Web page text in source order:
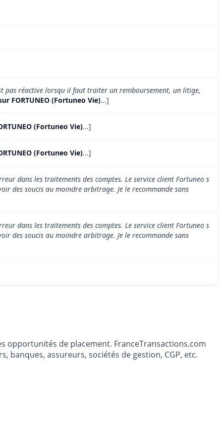
pas réactive lorsqu il faut traiter un remboursement, un litige,
FORTUNEO (Fortuneo Vie)...]
(Fortuneo Vie)...]
(Fortuneo Vie)...]
dans les traitements des comptes. Le service client Fortuneo s
des soucis au moindre arbitrage. Je le recommande sans
dans les traitements des comptes. Le service client Fortuneo s
des soucis au moindre arbitrage. Je le recommande sans
opportunités de placement. FranceTransactions.com
banques, assureurs, sociétés de gestion, CGP, etc.